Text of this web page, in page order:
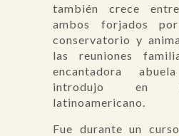
también crece
ambos forjados
conservatorio y
las reuniones
encantadora
introdujo en
latinoamericano.
Fue durante un